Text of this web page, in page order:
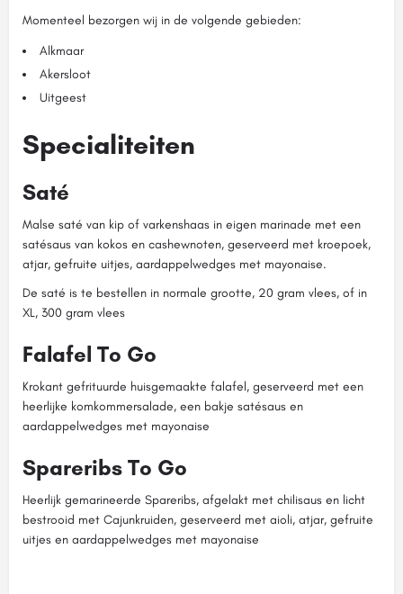
Momenteel bezorgen wij in de volgende gebieden:
Alkmaar
Akersloot
Uitgeest
Specialiteiten
Saté
Malse saté van kip of varkenshaas in eigen marinade met een
satésaus van kokos en cashewnoten, geserveerd met kroepoek,
atjar, gefruite uitjes, aardappelwedges met mayonaise.
De saté is te bestellen in normale grootte, 20 gram vlees, of in
XL, 300 gram vlees
Falafel To Go
Krokant gefrituurde huisgemaakte falafel, geserveerd met een
heerlijke komkommersalade, een bakje satésaus en
aardappelwedges met mayonaise
Spareribs To Go
Heerlijk gemarineerde Spareribs, afgelakt met chilisaus en licht
bestrooid met Cajunkruiden, geserveerd met aioli, atjar, gefruite
uitjes en aardappelwedges met mayonaise